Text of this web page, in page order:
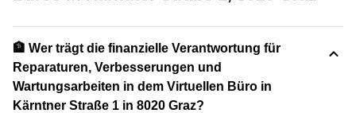
🏦 Wer trägt die finanzielle Verantwortung für
Reparaturen, Verbesserungen und
Wartungsarbeiten in dem Virtuellen Büro in
Kärntner Straße 1 in 8020 Graz?